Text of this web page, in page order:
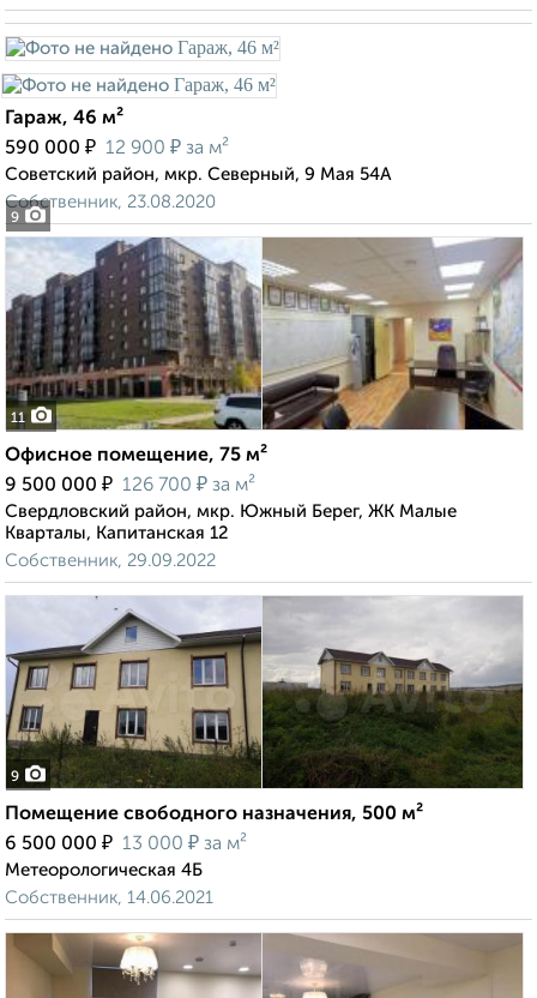
9
Гараж, 46 м²
590 000 ₽ 12 900 ₽ за м²
Советский район, мкр. Северный, 9 Мая 54А
Собственник, 23.08.2020
11
Офисное помещение, 75 м²
9 500 000 ₽ 126 700 ₽ за м²
Свердловский район, мкр. Южный Берег, ЖК Малые
Кварталы, Капитанская 12
Собственник, 29.09.2022
9
Помещение свободного назначения, 500 м²
6 500 000 ₽ 13 000 ₽ за м²
Метеорологическая 4Б
Собственник, 14.06.2021